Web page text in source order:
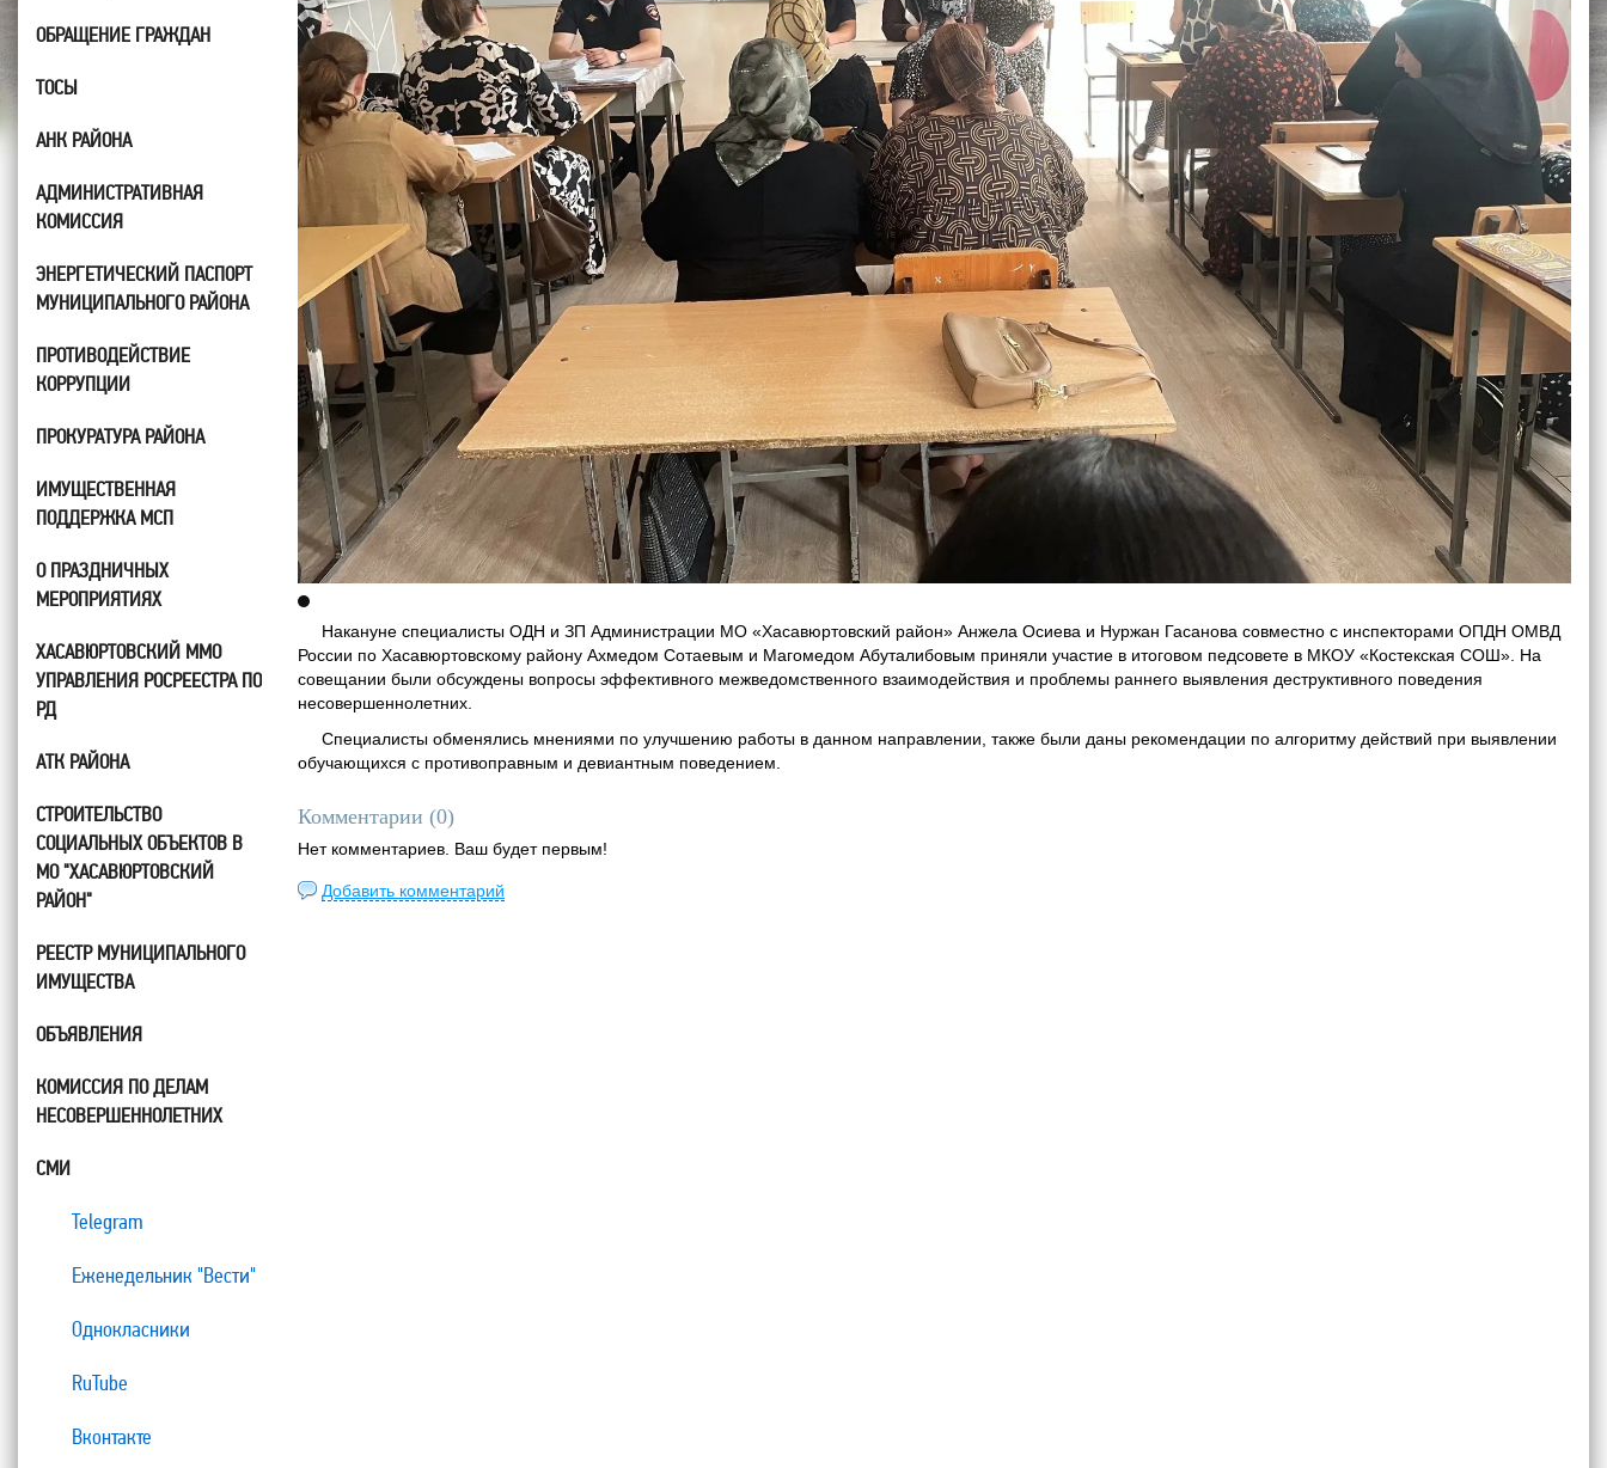
Накануне специалисты ОДН и ЗП Администрации МО «Хасавюртовский район» Анжела Осиева и Нуржан Гасанова совместно с инспекторами ОПДН ОМВД
России по Хасавюртовскому району Ахмедом Сотаевым и Магомедом Абуталибовым приняли участие в итоговом педсовете в МКОУ «Костекская СОШ». На
совещании были обсуждены вопросы эффективного межведомственного взаимодействия и проблемы раннего выявления деструктивного поведения
несовершеннолетних.
Специалисты обменялись мнениями по улучшению работы в данном направлении, также были даны рекомендации по алгоритму действий при выявлении
обучающихся с противоправным и девиантным поведением.
Комментарии (0)
Нет комментариев. Ваш будет первым!
Добавить комментарий
ОБРАЩЕНИЕ ГРАЖДАН
ТОСЫ
АНК РАЙОНА
АДМИНИСТРАТИВНАЯ
КОМИССИЯ
ЭНЕРГЕТИЧЕСКИЙ ПАСПОРТ
МУНИЦИПАЛЬНОГО РАЙОНА
ПРОТИВОДЕЙСТВИЕ
КОРРУПЦИИ
ПРОКУРАТУРА РАЙОНА
ИМУЩЕСТВЕННАЯ
ПОДДЕРЖКА МСП
О ПРАЗДНИЧНЫХ
МЕРОПРИЯТИЯХ
ХАСАВЮРТОВСКИЙ ММО
УПРАВЛЕНИЯ РОСРЕЕСТРА ПО
РД
АТК РАЙОНА
СТРОИТЕЛЬСТВО
СОЦИАЛЬНЫХ ОБЪЕКТОВ В
МО "ХАСАВЮРТОВСКИЙ
РАЙОН"
РЕЕСТР МУНИЦИПАЛЬНОГО
ИМУЩЕСТВА
ОБЪЯВЛЕНИЯ
КОМИССИЯ ПО ДЕЛАМ
НЕСОВЕРШЕННОЛЕТНИХ
СМИ
Telegram
Еженедельник "Вести"
Однокласники
RuTube
Вконтакте